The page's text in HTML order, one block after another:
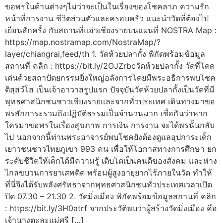
ขอพรในด้านต่างๆไม่ว่าจะเป็นในเรื่องของโชคลาภ ความรัก
หน้าที่การงาน ชีวิตส่วนตัวและครอบครัว แนะนำวัดที่ต้องไป
เยือนสักครั้ง กับสถานที่แอ่วเชียงรายบนแผนที่ NOSTRA Map :
https://map.nostramap.com/NostraMap/?
layer/chiangrai,feed/th 1. วัดห้วยปลากั้ง พิกัดพร้อมข้อมูล
สถานที่ คลิก : https://bit.ly/2OJZrbcวัดห้วยปลากั้ง วัดที่โดด
เด่นด้วยสถาปัตยกรรมยิ่งใหญ่อลังการโดยมีพระอธิการพบโชค
ติสฺสวํโส เป็นเจ้าอาวาสรูปแรก ปัจจุบันวัดห้วยปลากั้งเป็นวัดที่มี
พุทธศาสนิกชนชาวเชียงรายและจากทั่วประเทศ เดินทางมาขอ
พรสักการะรวมถึงปฏิบัติธรรมเป็นจำนวนมาก เชื่อกันว่าหาก
ใครมาขอพรในเรื่องสุขภาพ การเงิน การงาน จะได้พรนั้นกลับ
ไป นอกจากนี้ท่านพระอาจารย์พบโชคยังต้องดูแลอุปการะเด็ก
เยาวชนชาวไทยภูเขา 993 คน เพื่อให้โอกาสทางการศึกษา ยก
ระดับชีวิตให้เด็กได้มีความรู้ เติบโตเป็นคนดีของสังคม และห่าง
ไกลขบวนการยาเสพติด พร้อมผู้สูงอายุยากไร้ภายในวัด ทำให้
ที่นี่จึงได้รับพลังศรัทธาจากพุทธศาสนิกชนทั่วประเทศเวลาเปิด
ปิด 07.30 – 21.30 2. วัดมิ่งเมือง พิกัดพร้อมข้อมูลสถานที่ คลิก
: https://bit.ly/3H0atrf จากประวัติพบว่าผู้สร้างวัดมิ่งเมือง คือ
เจ้านางตะละแม่ศรี […]